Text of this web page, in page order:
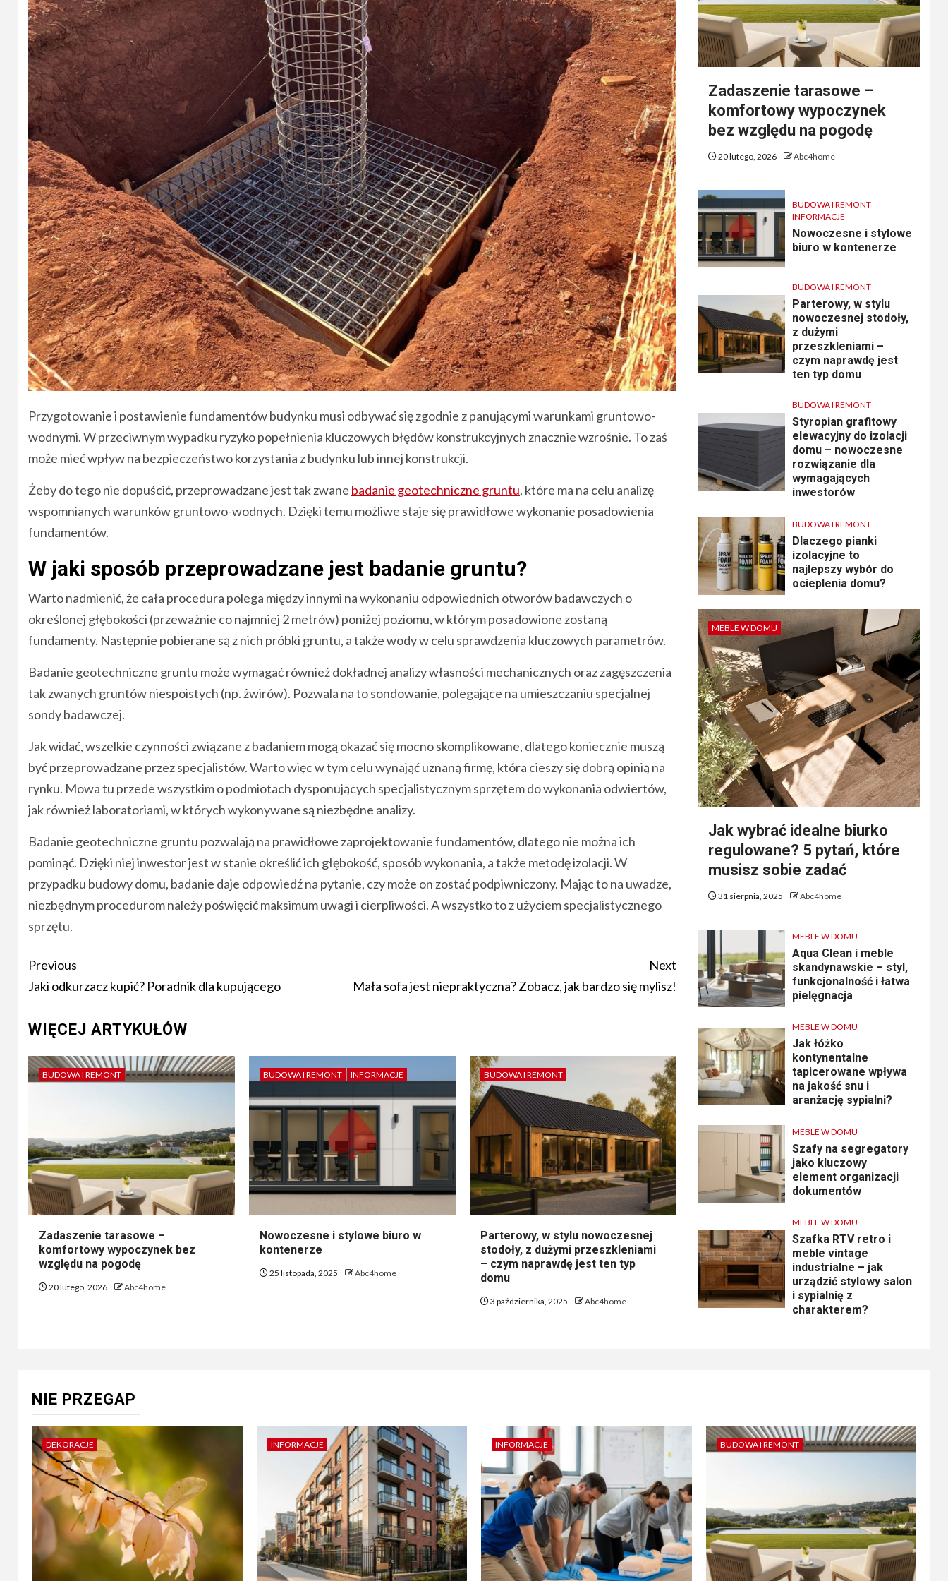
Przygotowanie i postawienie fundamentów budynku musi odbywać się zgodnie z panującymi warunkami gruntowo-
wodnymi. W przeciwnym wypadku ryzyko popełnienia kluczowych błędów konstrukcyjnych znacznie wzrośnie. To zaś
może mieć wpływ na bezpieczeństwo korzystania z budynku lub innej konstrukcji.
Żeby do tego nie dopuścić, przeprowadzane jest tak zwane badanie geotechniczne gruntu, które ma na celu analizę
wspomnianych warunków gruntowo-wodnych. Dzięki temu możliwe staje się prawidłowe wykonanie posadowienia
fundamentów.
W jaki sposób przeprowadzane jest badanie gruntu?
Warto nadmienić, że cała procedura polega między innymi na wykonaniu odpowiednich otworów badawczych o
określonej głębokości (przeważnie co najmniej 2 metrów) poniżej poziomu, w którym posadowione zostaną
fundamenty. Następnie pobierane są z nich próbki gruntu, a także wody w celu sprawdzenia kluczowych parametrów.
Badanie geotechniczne gruntu może wymagać również dokładnej analizy własności mechanicznych oraz zagęszczenia
tak zwanych gruntów niespoistych (np. żwirów). Pozwala na to sondowanie, polegające na umieszczaniu specjalnej
sondy badawczej.
Jak widać, wszelkie czynności związane z badaniem mogą okazać się mocno skomplikowane, dlatego koniecznie muszą
być przeprowadzane przez specjalistów. Warto więc w tym celu wynająć uznaną firmę, która cieszy się dobrą opinią na
rynku. Mowa tu przede wszystkim o podmiotach dysponujących specjalistycznym sprzętem do wykonania odwiertów,
jak również laboratoriami, w których wykonywane są niezbędne analizy.
Badanie geotechniczne gruntu pozwalają na prawidłowe zaprojektowanie fundamentów, dlatego nie można ich
pominąć. Dzięki niej inwestor jest w stanie określić ich głębokość, sposób wykonania, a także metodę izolacji. W
przypadku budowy domu, badanie daje odpowiedź na pytanie, czy może on zostać podpiwniczony. Mając to na uwadze,
niezbędnym procedurom należy poświęcić maksimum uwagi i cierpliwości. A wszystko to z użyciem specjalistycznego
sprzętu.
Post
navigation
Previous
Jaki odkurzacz kupić? Poradnik dla kupującego
Next
Mała sofa jest niepraktyczna? Zobacz, jak bardzo się mylisz!
WIĘCEJ ARTYKUŁÓW
BUDOWA I REMONT
Zadaszenie tarasowe –
komfortowy wypoczynek bez
względu na pogodę
20 lutego, 2026 Abc4home
BUDOWA I REMONT INFORMACJE
Nowoczesne i stylowe biuro w
kontenerze
25 listopada, 2025 Abc4home
BUDOWA I REMONT
Parterowy, w stylu nowoczesnej
stodoły, z dużymi przeszkleniami
– czym naprawdę jest ten typ
domu
3 października, 2025 Abc4home
Zadaszenie tarasowe –
komfortowy wypoczynek
bez względu na pogodę
20 lutego, 2026 Abc4home
BUDOWA I REMONT
INFORMACJE
Nowoczesne i stylowe
biuro w kontenerze
BUDOWA I REMONT
Parterowy, w stylu
nowoczesnej stodoły,
z dużymi
przeszkleniami –
czym naprawdę jest
ten typ domu
BUDOWA I REMONT
Styropian grafitowy
elewacyjny do izolacji
domu – nowoczesne
rozwiązanie dla
wymagających
inwestorów
BUDOWA I REMONT
Dlaczego pianki
izolacyjne to
najlepszy wybór do
ocieplenia domu?
MEBLE W DOMU
Jak wybrać idealne biurko
regulowane? 5 pytań, które
musisz sobie zadać
31 sierpnia, 2025 Abc4home
MEBLE W DOMU
Aqua Clean i meble
skandynawskie – styl,
funkcjonalność i łatwa
pielęgnacja
MEBLE W DOMU
Jak łóżko
kontynentalne
tapicerowane wpływa
na jakość snu i
aranżację sypialni?
MEBLE W DOMU
Szafy na segregatory
jako kluczowy
element organizacji
dokumentów
MEBLE W DOMU
Szafka RTV retro i
meble vintage
industrialne – jak
urządzić stylowy salon
i sypialnię z
charakterem?
NIE PRZEGAP
DEKORACJE INFORMACJE INFORMACJE BUDOWA I REMONT